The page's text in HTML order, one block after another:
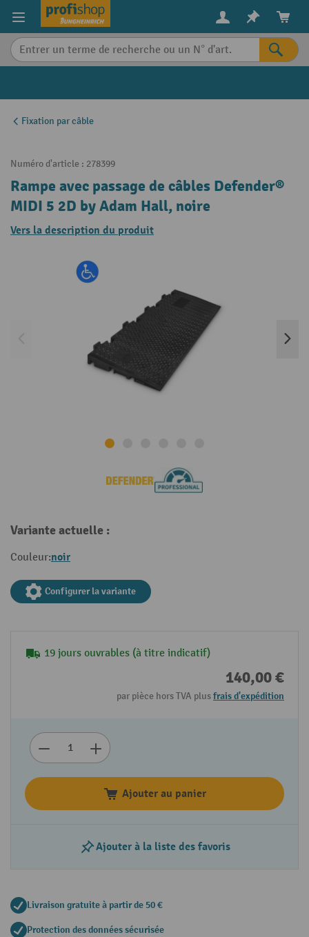
content
Fixation par câble
Numéro d'article : 278399
Rampe avec passage de câbles Defender®
MIDI 5 2D by Adam Hall, noire
Vers la description du produit
Variante actuelle :
Couleur:noir
Configurer la variante
19 jours ouvrables (à titre indicatif)
140,00 €
par pièce hors TVA plusfrais d'expédition
Ajouter au panier
Ajouter à la liste des favoris
Livraison gratuite à partir de 50 €
Protection des données sécurisée